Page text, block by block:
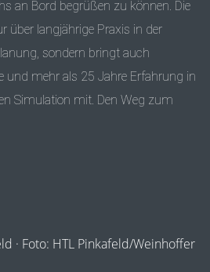
an Bord begrüßen zu können. Die
über langjährige Praxis in der
sondern bringt auch
und mehr als 25 Jahre Erfahrung in
Simulation mit. Den Weg zum